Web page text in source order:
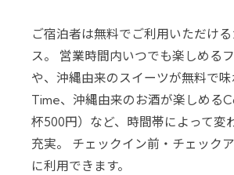
ご宿泊者は無料でご利用いただけ
ス。
営業時間内いつでも楽しめる
や、 沖縄由来のスイーツが無料で
Time、 沖縄由来のお酒が楽しめる
杯500円）など、 時間帯によって変
充実。
チェックイン前・チェック
に利用できます。